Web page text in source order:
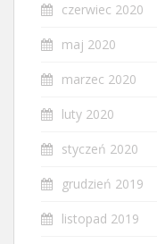
czerwiec 2020
maj 2020
marzec 2020
luty 2020
styczeń 2020
grudzień 2019
listopad 2019